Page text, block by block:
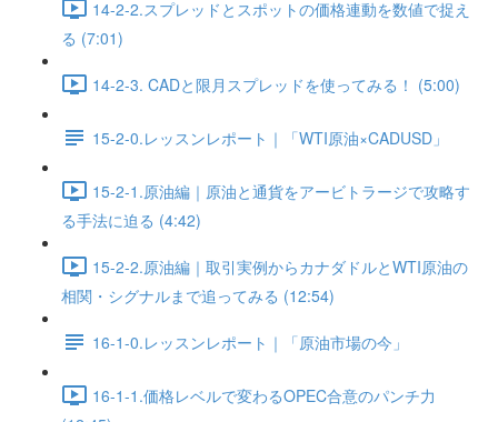
14-2-2.スプレッドとスポットの価格連動を数値で捉え
る (7:01)
14-2-3. CADと限月スプレッドを使ってみる！ (5:00)
15-2-0.レッスンレポート｜「WTI原油×CADUSD」
15-2-1.原油編｜原油と通貨をアービトラージで攻略す
る手法に迫る (4:42)
15-2-2.原油編｜取引実例からカナダドルとWTI原油の
相関・シグナルまで追ってみる (12:54)
16-1-0.レッスンレポート｜「原油市場の今」
16-1-1.価格レベルで変わるOPEC合意のパンチ力